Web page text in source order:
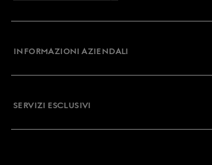
INFORMAZIONI AZIENDALI
SERVIZI ESCLUSIVI